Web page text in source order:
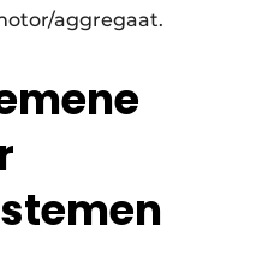
aggregaat.